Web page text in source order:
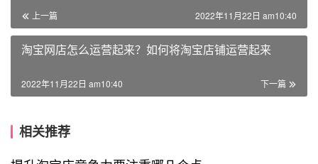
上一篇 2022年11月22日 am10:40
淘宝网店怎么运营起来？如何将淘宝店铺运营起来
下一篇
2022年11月22日 am10:40
相关推荐